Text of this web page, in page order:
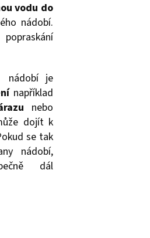
vodu do
nádobí.
nádobí je
například
nebo
dojít k
se tak
nádobí,
dál